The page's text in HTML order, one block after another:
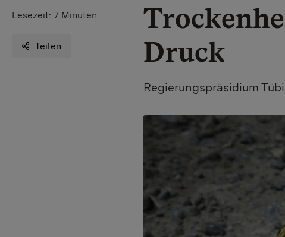
Lesezeit: 7 Minuten
Teilen
Druck
Regierungspräsidium